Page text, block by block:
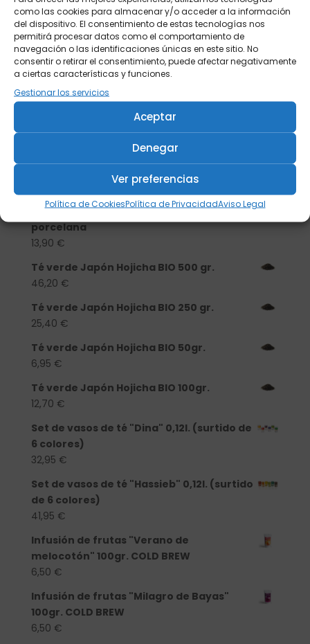
como las cookies para almacenar y/o acceder a la información
del dispositivo. El consentimiento de estas tecnologías nos
permitirá procesar datos como el comportamiento de
navegación o las identificaciones únicas en este sitio. No
consentir o retirar el consentimiento, puede afectar negativamente
a ciertas características y funciones.
Gestionar los servicios
Aceptar
Denegar
Ver preferencias
Política de CookiesPolítica de PrivacidadAviso Legal
Tisanera "Christmas Cats" 0,25l.
porcelana
13,90 €
Té verde Japón Hojicha BIO 500 gr.
46,20 €
Té verde Japón Hojicha BIO 250 gr.
25,40 €
Té verde Japón Hojicha BIO 50gr.
6,95 €
Té verde Japón Hojicha BIO 100gr.
12,70 €
Set de vasos de té "Dina" 0,12l. (surtido de
6 colores)
32,95 €
Set de vasos de té "Hassieb" 0,12l. (surtido
de 6 colores)
41,95 €
Infusión de frutas "Verano de
melocotón" 100gr. COLD BREW
6,50 €
Infusión de frutas "Milagro de Bayas"
100gr. COLD BREW
6,50 €